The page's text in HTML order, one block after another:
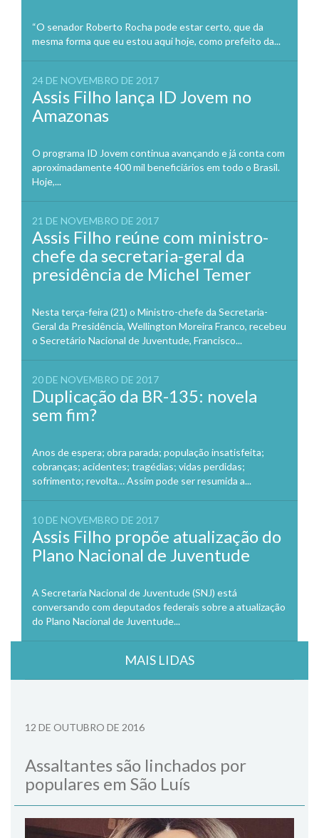
“O senador Roberto Rocha pode estar certo, que da
mesma forma que eu estou aqui hoje, como prefeito da...
24 DE NOVEMBRO DE 2017
Assis Filho lança ID Jovem no
Amazonas
O programa ID Jovem continua avançando e já conta com
aproximadamente 400 mil beneficiários em todo o Brasil.
Hoje,...
21 DE NOVEMBRO DE 2017
Assis Filho reúne com ministro-
chefe da secretaria-geral da
presidência de Michel Temer
Nesta terça-feira (21) o Ministro-chefe da Secretaria-
Geral da Presidência, Wellington Moreira Franco, recebeu
o Secretário Nacional de Juventude, Francisco...
20 DE NOVEMBRO DE 2017
Duplicação da BR-135: novela
sem fim?
Anos de espera; obra parada; população insatisfeita;
cobranças; acidentes; tragédias; vidas perdidas;
sofrimento; revolta… Assim pode ser resumida a...
10 DE NOVEMBRO DE 2017
Assis Filho propõe atualização do
Plano Nacional de Juventude
A Secretaria Nacional de Juventude (SNJ) está
conversando com deputados federais sobre a atualização
do Plano Nacional de Juventude...
MAIS LIDAS
12 DE OUTUBRO DE 2016
Assaltantes são linchados por
populares em São Luís